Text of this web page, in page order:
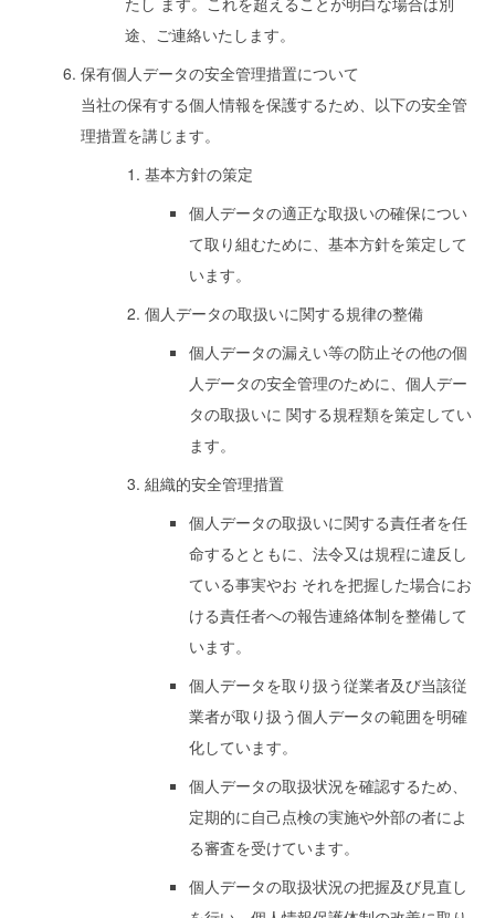
途、ご連絡いたします。
保有個人データの安全管理措置について
当社の保有する個人情報を保護するため、以下の安全管
理措置を講じます。
基本方針の策定
個人データの適正な取扱いの確保につい
て取り組むために、基本方針を策定して
います。
個人データの取扱いに関する規律の整備
個人データの漏えい等の防止その他の個
人データの安全管理のために、個人デー
タの取扱いに 関する規程類を策定してい
ます。
組織的安全管理措置
個人データの取扱いに関する責任者を任
命するとともに、法令又は規程に違反し
ている事実やお それを把握した場合にお
ける責任者への報告連絡体制を整備して
います。
個人データを取り扱う従業者及び当該従
業者が取り扱う個人データの範囲を明確
化しています。
個人データの取扱状況を確認するため、
定期的に自己点検の実施や外部の者によ
る審査を受けています。
個人データの取扱状況の把握及び見直し